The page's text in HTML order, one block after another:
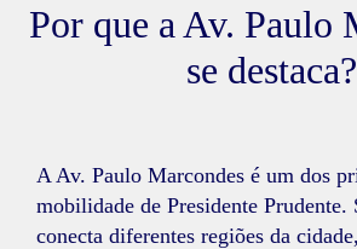
Por que a Av. Paulo
se destaca?
A Av. Paulo Marcondes é um dos
mobilidade de Presidente Prudente.
conecta diferentes regiões da